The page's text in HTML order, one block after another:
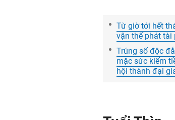
Từ giờ tới hết
vận thế phát tài
Trúng số độc
mặc sức kiếm
hội thành đại